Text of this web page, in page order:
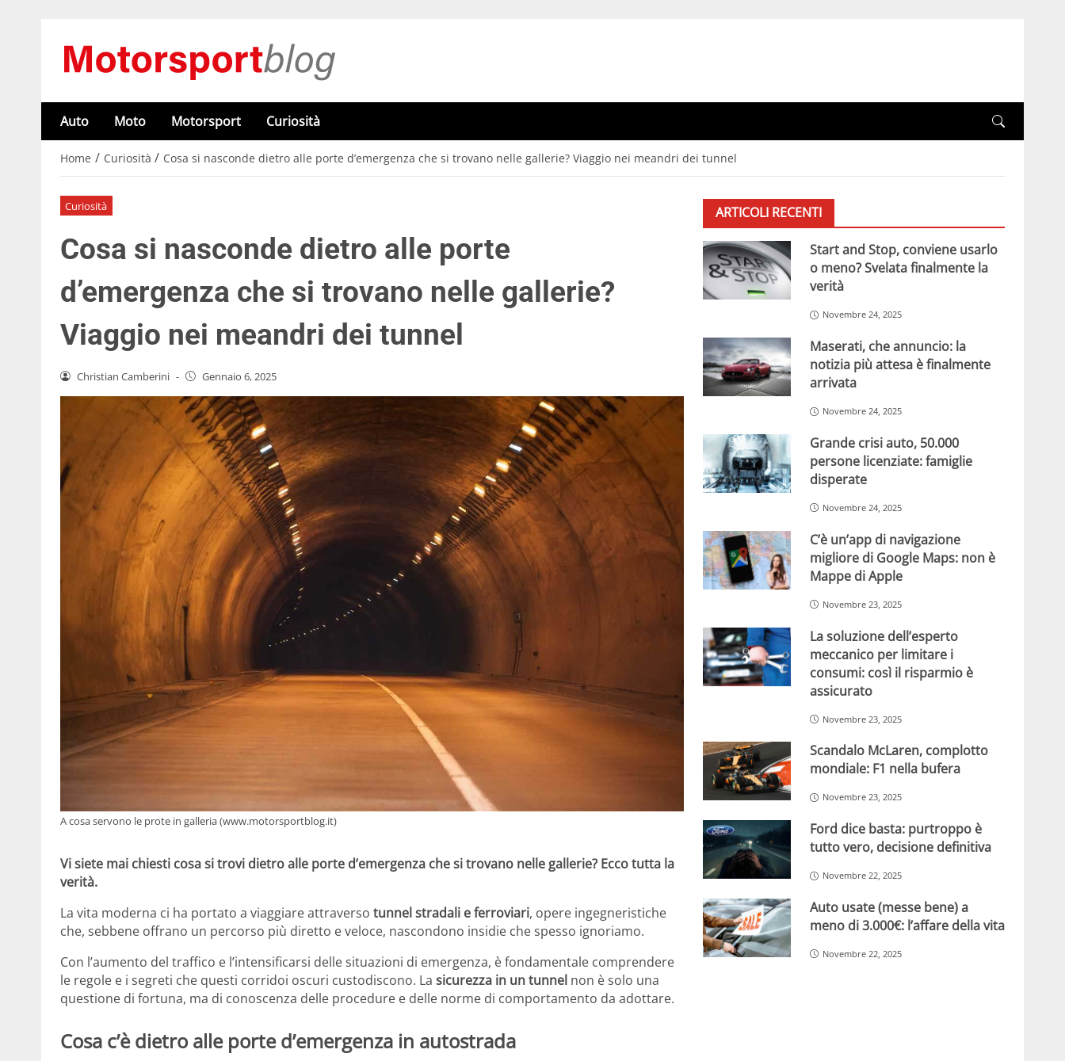
Auto Moto Motorsport Curiosità
Home / Curiosità / Cosa si nasconde dietro alle porte d’emergenza che si trovano nelle gallerie? Viaggio nei meandri dei tunnel
Curiosità
Cosa si nasconde dietro alle porte
d’emergenza che si trovano nelle gallerie?
Viaggio nei meandri dei tunnel
Christian Camberini - Gennaio 6, 2025
A cosa servono le prote in galleria (www.motorsportblog.it)
Vi siete mai chiesti cosa si trovi dietro alle porte d’emergenza che si trovano nelle gallerie? Ecco tutta la
verità.
La vita moderna ci ha portato a viaggiare attraverso tunnel stradali e ferroviari, opere ingegneristiche
che, sebbene offrano un percorso più diretto e veloce, nascondono insidie che spesso ignoriamo.
Con l’aumento del traffico e l’intensificarsi delle situazioni di emergenza, è fondamentale comprendere
le regole e i segreti che questi corridoi oscuri custodiscono. La sicurezza in un tunnel non è solo una
questione di fortuna, ma di conoscenza delle procedure e delle norme di comportamento da adottare.
Cosa c’è dietro alle porte d’emergenza in autostrada
ARTICOLI RECENTI
Start and Stop, conviene usarlo
o meno? Svelata finalmente la
verità
Novembre 24, 2025
Maserati, che annuncio: la
notizia più attesa è finalmente
arrivata
Novembre 24, 2025
Grande crisi auto, 50.000
persone licenziate: famiglie
disperate
Novembre 24, 2025
C’è un’app di navigazione
migliore di Google Maps: non è
Mappe di Apple
Novembre 23, 2025
La soluzione dell’esperto
meccanico per limitare i
consumi: così il risparmio è
assicurato
Novembre 23, 2025
Scandalo McLaren, complotto
mondiale: F1 nella bufera
Novembre 23, 2025
Ford dice basta: purtroppo è
tutto vero, decisione definitiva
Novembre 22, 2025
Auto usate (messe bene) a
meno di 3.000€: l’affare della vita
Novembre 22, 2025